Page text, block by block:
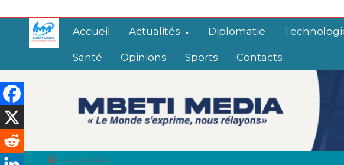
Accueil Actualités Diplomatie
Santé Opinions Sports Contacts
7 August 2026